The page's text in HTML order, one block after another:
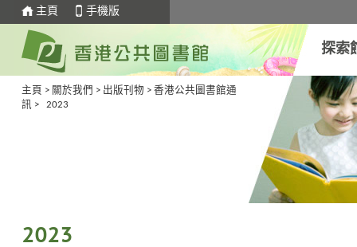
主頁 手機版
探索
主頁 > 關於我們 > 出版刊物 > 香港公共圖書館通
訊 > 2023
2023